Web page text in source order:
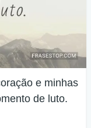
e minhas
de luto.